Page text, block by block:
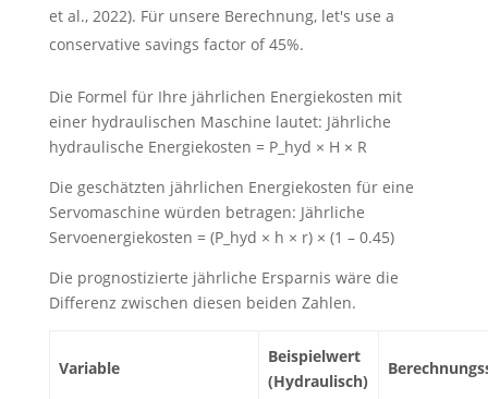
et al., 2022). Für unsere Berechnung, let's use a
conservative savings factor of45%.
Die Formel für Ihre jährlichen Energiekosten mit
einer hydraulischen Maschine lautet: Jährliche
hydraulische Energiekosten = P_hyd × H × R
Die geschätzten jährlichen Energiekosten für eine
Servomaschine würden betragen: Jährliche
Servoenergiekosten = (P_hyd × h × r) × (1 – 0.45)
Die prognostizierte jährliche Ersparnis wäre die
Differenz zwischen diesen beiden Zahlen.
Variable
Beispielwert
(Hydraulisch)